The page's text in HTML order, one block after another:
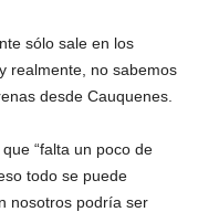
sólo sale en los
realmente, no sabemos
desde Cauquenes.
“falta un poco de
todo se puede
nosotros podría ser